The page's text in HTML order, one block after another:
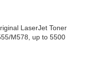
LaserJet Toner
M578, up to 5500